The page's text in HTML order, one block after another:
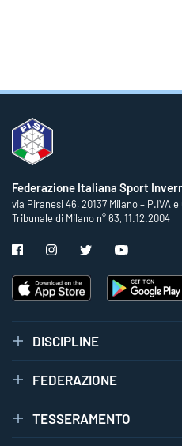
Federazione Italiana Sport
via Piranesi 46, 20137 Milano – P.IVA
Tribunale di Milano n° 63, 11.12.2004
DISCIPLINE
FEDERAZIONE
TESSERAMENTO